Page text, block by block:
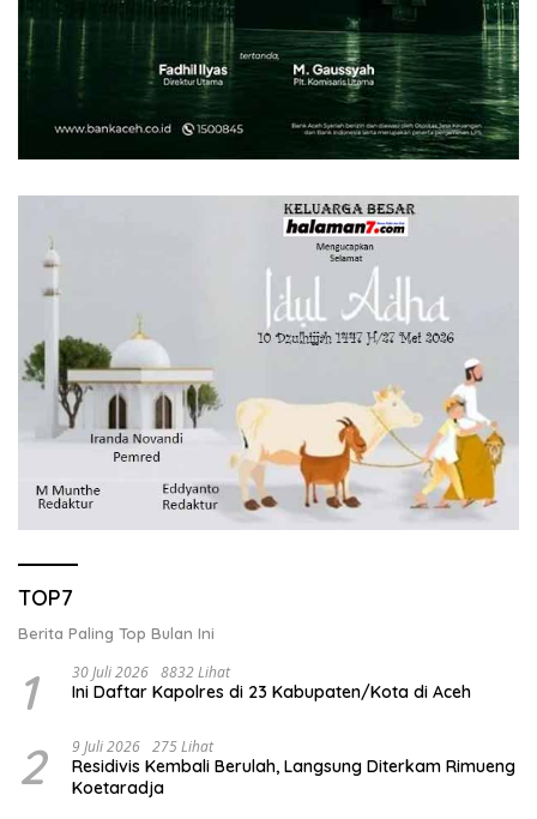
TOP7
Berita Paling Top Bulan Ini
1 30 Juli 2026 8832 Lihat
Ini Daftar Kapolres di 23 Kabupaten/Kota di Aceh
2 9 Juli 2026 275 Lihat
Residivis Kembali Berulah, Langsung Diterkam Rimueng
Koetaradja